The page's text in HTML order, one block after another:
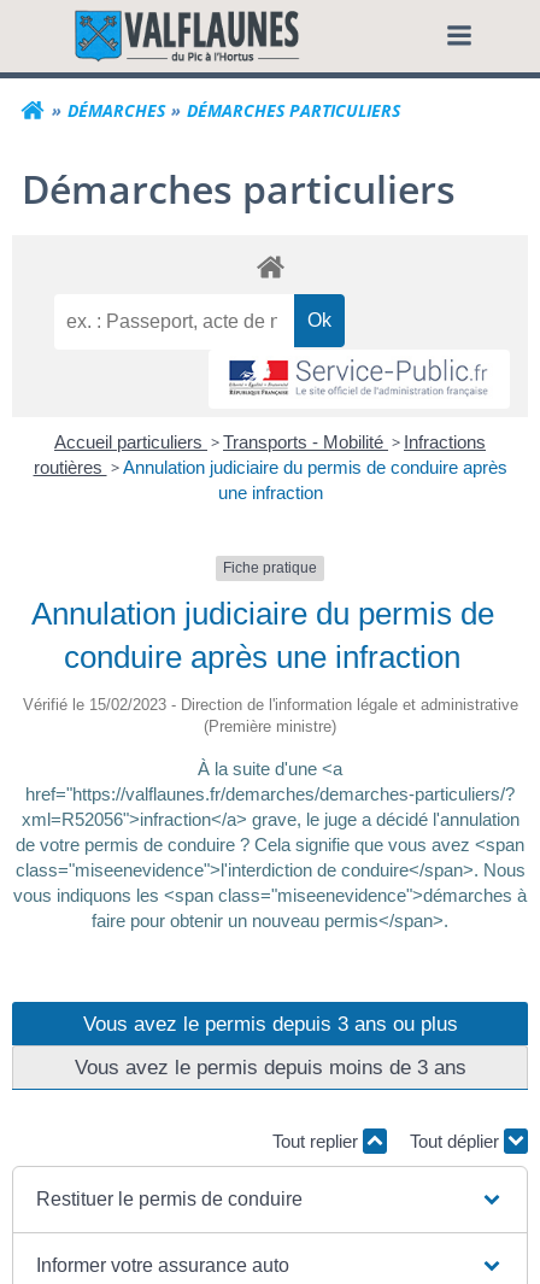
contenuCommune de
DÉMARCHES DÉMARCHES PARTICULIERS
Démarches particuliers
Accueil particuliers >Transports - Mobilité > Infractions
routières > Annulation judiciaire du permis de conduire après
une infraction
Fiche pratique
Annulation judiciaire du permis de
conduire après une infraction
Vérifié le 15/02/2023 - Direction de l'information légale et administrative
(Première ministre)
À la suite d'une <a
href="https://valflaunes.fr/demarches/demarches-particuliers/?
xml=R52056">infraction</a> grave, le juge a décidé l'annulation
de votre permis de conduire ? Cela signifie que vous avez <span
class="miseenevidence">l'interdiction de conduire</span>. Nous
vous indiquons les <span class="miseenevidence">démarches à
faire pour obtenir un nouveau permis</span>.
Vous avez le permis depuis 3 ans ou plus
Vous avez le permis depuis moins de 3 ans
Tout replier Tout déplier
Restituer le permis de conduire
Informer votre assurance auto